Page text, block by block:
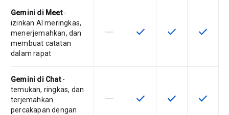
Gemini di Meet-
izinkan AI meringkas,
menerjemahkan, dan
membuat catatan
dalam rapat
Fitur ini tidak didukung oleh SKU ini
horizontal_rule Fitur ini tersedia untuk
check Fitur ini tersedia
check Fitur ini
check
Gemini di Chat-
temukan, ringkas, dan
terjemahkan
percakapan dengan
Fitur ini tidak didukung oleh SKU ini
horizontal_rule Fitur ini tersedia untuk
check Fitur ini tersedia
check Fitur ini
check